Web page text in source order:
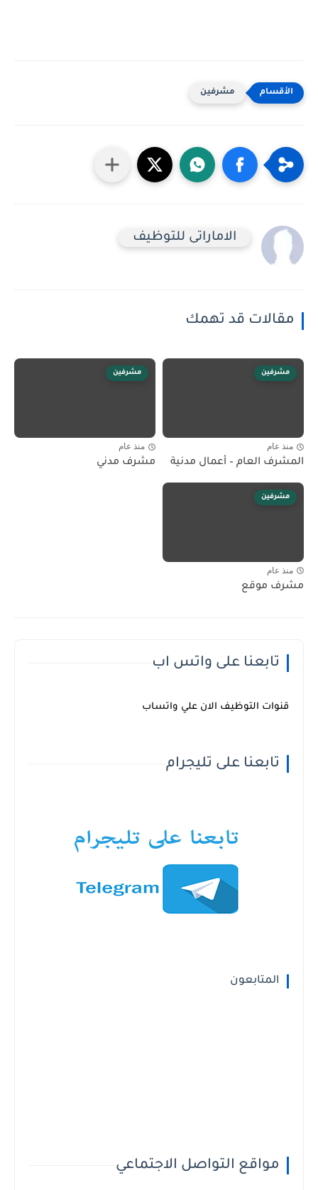
مشرفين
الاماراتى للتوظيف
مقالات قد تهمك
مشرفين
منذ عام
المشرف العام – أعمال مدنية
مشرفين
منذ عام
مشرف مدني
مشرفين
منذ عام
مشرف موقع
تابعنا على واتس اب
قنوات التوظيف الان علي واتساب
تابعنا على تليجرام
المتابعون
مواقع التواصل الاجتماعي